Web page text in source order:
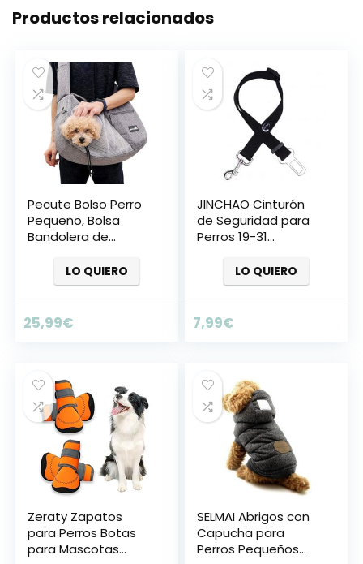
Productos relacionados
Pecute Bolso Perro
Pequeño, Bolsa
Bandolera de
Gatos, Correa de
Hombro cómoda
con Bolsill, con
Cuerda de
Menos de 10 kg(Gris)
LO QUIERO
25,99€
JINCHAO Cinturón
de Seguridad para
Perros 19-31
Duradero Cinturón
de Seguridad de
Cachorro Gato
Gata Mascotas
LO QUIERO
7,99€
Zeraty Zapatos
para Perros Botas
para Mascotas
SELMAI Abrigos con
Capucha para
Perros Pequeños